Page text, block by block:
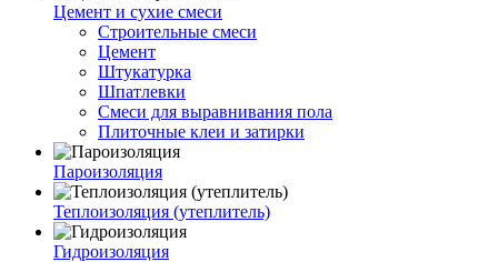
Цемент и сухие смеси
Строительные смеси
Цемент
Штукатурка
Шпатлевки
Смеси для выравнивания пола
Плиточные клеи и затирки
Пароизоляция
Теплоизоляция (утеплитель)
Гидроизоляция